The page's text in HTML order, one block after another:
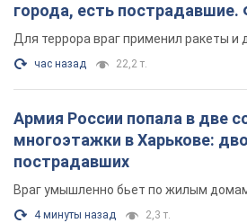
города, есть пострадавшие.
Для террора враг применил ракеты и
час назад 22,2 т.
Армия России попала в две
многоэтажки в Харькове:
пострадавших
Враг умышленно бьет по жилым
4 минуты назад 2,3 т.